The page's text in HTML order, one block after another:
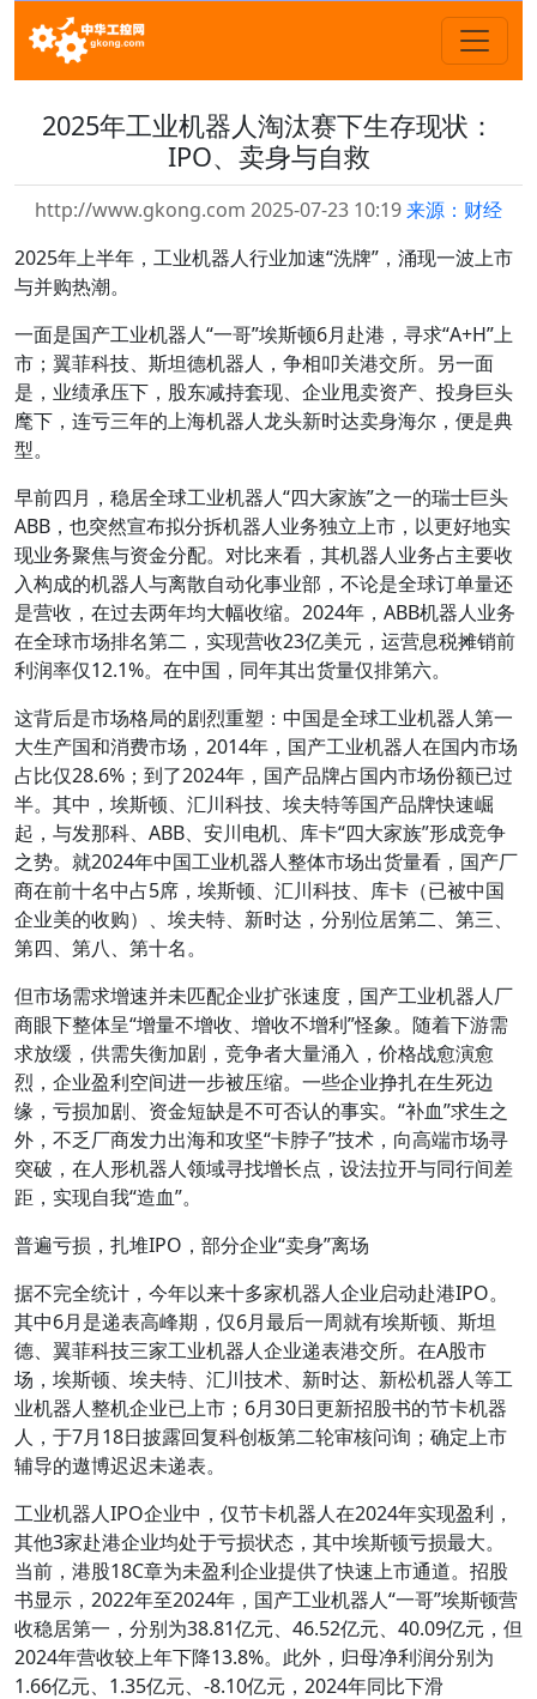
2025年工业机器人淘汰赛下生存现状：
IPO、卖身与自救
http://www.gkong.com 2025-07-23 10:19来源：财经
2025年上半年，工业机器人行业加速“洗牌”，涌现一波上市
与并购热潮。
一面是国产工业机器人“一哥”埃斯顿6月赴港，寻求“A+H”上
市；翼菲科技、斯坦德机器人，争相叩关港交所。另一面
是，业绩承压下，股东减持套现、企业甩卖资产、投身巨头
麾下，连亏三年的上海机器人龙头新时达卖身海尔，便是典
型。
早前四月，稳居全球工业机器人“四大家族”之一的瑞士巨头
ABB，也突然宣布拟分拆机器人业务独立上市，以更好地实
现业务聚焦与资金分配。对比来看，其机器人业务占主要收
入构成的机器人与离散自动化事业部，不论是全球订单量还
是营收，在过去两年均大幅收缩。2024年，ABB机器人业务
在全球市场排名第二，实现营收23亿美元，运营息税摊销前
利润率仅12.1%。在中国，同年其出货量仅排第六。
这背后是市场格局的剧烈重塑：中国是全球工业机器人第一
大生产国和消费市场，2014年，国产工业机器人在国内市场
占比仅28.6%；到了2024年，国产品牌占国内市场份额已过
半。其中，埃斯顿、汇川科技、埃夫特等国产品牌快速崛
起，与发那科、ABB、安川电机、库卡“四大家族”形成竞争
之势。就2024年中国工业机器人整体市场出货量看，国产厂
商在前十名中占5席，埃斯顿、汇川科技、库卡（已被中国
企业美的收购）、埃夫特、新时达，分别位居第二、第三、
第四、第八、第十名。
但市场需求增速并未匹配企业扩张速度，国产工业机器人厂
商眼下整体呈“增量不增收、增收不增利”怪象。随着下游需
求放缓，供需失衡加剧，竞争者大量涌入，价格战愈演愈
烈，企业盈利空间进一步被压缩。一些企业挣扎在生死边
缘，亏损加剧、资金短缺是不可否认的事实。“补血”求生之
外，不乏厂商发力出海和攻坚“卡脖子”技术，向高端市场寻
突破，在人形机器人领域寻找增长点，设法拉开与同行间差
距，实现自我“造血”。
普遍亏损，扎堆IPO，部分企业“卖身”离场
据不完全统计，今年以来十多家机器人企业启动赴港IPO。
其中6月是递表高峰期，仅6月最后一周就有埃斯顿、斯坦
德、翼菲科技三家工业机器人企业递表港交所。在A股市
场，埃斯顿、埃夫特、汇川技术、新时达、新松机器人等工
业机器人整机企业已上市；6月30日更新招股书的节卡机器
人，于7月18日披露回复科创板第二轮审核问询；确定上市
辅导的遨博迟迟未递表。
工业机器人IPO企业中，仅节卡机器人在2024年实现盈利，
其他3家赴港企业均处于亏损状态，其中埃斯顿亏损最大。
当前，港股18C章为未盈利企业提供了快速上市通道。招股
书显示，2022年至2024年，国产工业机器人“一哥”埃斯顿营
收稳居第一，分别为38.81亿元、46.52亿元、40.09亿元，但
2024年营收较上年下降13.8%。此外，归母净利润分别为
1.66亿元、1.35亿元、-8.10亿元，2024年同比下滑